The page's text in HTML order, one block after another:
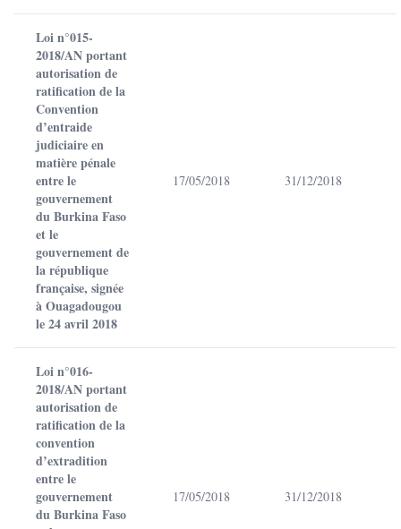
Loi n°015-
2018/AN portant
autorisation de
ratification de la
Convention
d’entraide
judiciaire en
matière pénale
entre le
gouvernement
du Burkina Faso
et le
gouvernement de
la république
française, signée
à Ouagadougou
le 24 avril 2018
17/05/2018 31/12/2018
Loi n°016-
2018/AN portant
autorisation de
ratification de la
convention
d’extradition
entre le
gouvernement
du Burkina Faso
17/05/2018 31/12/2018